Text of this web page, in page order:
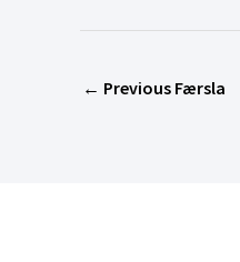
← Previous Færsla